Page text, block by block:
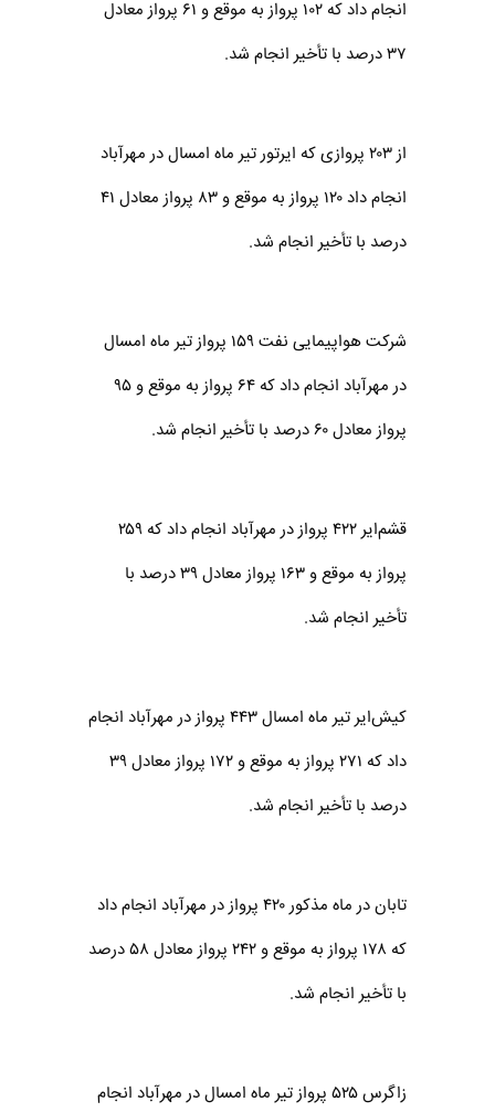
انجام داد که ۱۰۲ پرواز به موقع و ۶۱ پرواز معادل
۳۷ درصد با تأخیر انجام شد.
از ۲۰۳ پروازی که ایر‌تور تیر ماه امسال در مهر‌آباد
انجام داد ۱۲۰ پرواز به موقع و ۸۳ پرواز معادل ۴۱
درصد با تأخیر انجام شد.
شرکت هواپیمایی نفت ۱۵۹ پرواز تیر ماه امسال
در مهر‌آباد انجام داد که ۶۴ پرواز به موقع و ۹۵
پرواز معادل ۶۰ درصد با تأخیر انجام شد.
قشم‌ایر ۴۲۲ پرواز در مهر‌آباد انجام داد که ۲۵۹
پرواز به موقع و ۱۶۳ پرواز معادل ۳۹ درصد با
تأخیر انجام شد.
کیش‌ایر تیر ماه امسال ۴۴۳ پرواز در مهر‌آباد انجام
داد که ۲۷۱ پرواز به موقع و ۱۷۲ پرواز معادل ۳۹
درصد با تأخیر انجام شد.
تابان در ماه مذکور ۴۲۰ پرواز در مهر‌آباد انجام داد
که ۱۷۸ پرواز به موقع و ۲۴۲ پرواز معادل ۵۸ درصد
با تأخیر انجام شد.
زاگرس ۵۲۵ پرواز تیر ماه امسال در مهر‌‌آباد انجام